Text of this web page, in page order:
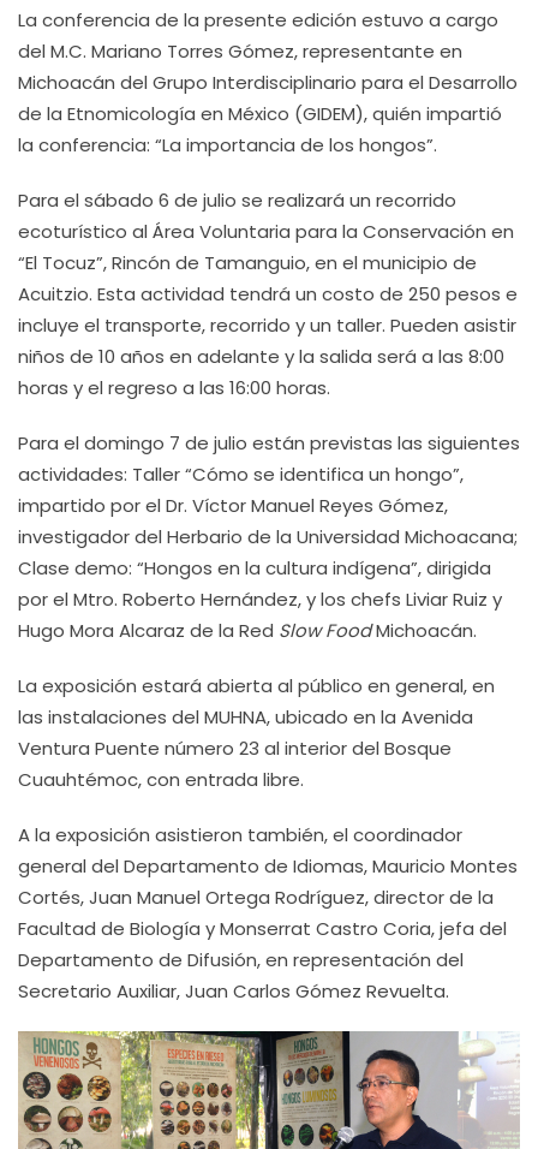
La conferencia de la presente edición estuvo a cargo
del M.C. Mariano Torres Gómez, representante en
Michoacán del Grupo Interdisciplinario para el Desarrollo
de la Etnomicología en México (GIDEM), quién impartió
la conferencia: “La importancia de los hongos”.
Para el sábado 6 de julio se realizará un recorrido
ecoturístico al Área Voluntaria para la Conservación en
“El Tocuz”, Rincón de Tamanguio, en el municipio de
Acuitzio. Esta actividad tendrá un costo de 250 pesos e
incluye el transporte, recorrido y un taller. Pueden asistir
niños de 10 años en adelante y la salida será a las 8:00
horas y el regreso a las 16:00 horas.
Para el domingo 7 de julio están previstas las siguientes
actividades: Taller “Cómo se identifica un hongo”,
impartido por el Dr. Víctor Manuel Reyes Gómez,
investigador del Herbario de la Universidad Michoacana;
Clase demo: “Hongos en la cultura indígena”, dirigida
por el Mtro. Roberto Hernández, y los chefs Liviar Ruiz y
Hugo Mora Alcaraz de la Red Slow FoodMichoacán.
La exposición estará abierta al público en general, en
las instalaciones del MUHNA, ubicado en la Avenida
Ventura Puente número 23 al interior del Bosque
Cuauhtémoc, con entrada libre.
A la exposición asistieron también, el coordinador
general del Departamento de Idiomas, Mauricio Montes
Cortés, Juan Manuel Ortega Rodríguez, director de la
Facultad de Biología y Monserrat Castro Coria, jefa del
Departamento de Difusión, en representación del
Secretario Auxiliar, Juan Carlos Gómez Revuelta.